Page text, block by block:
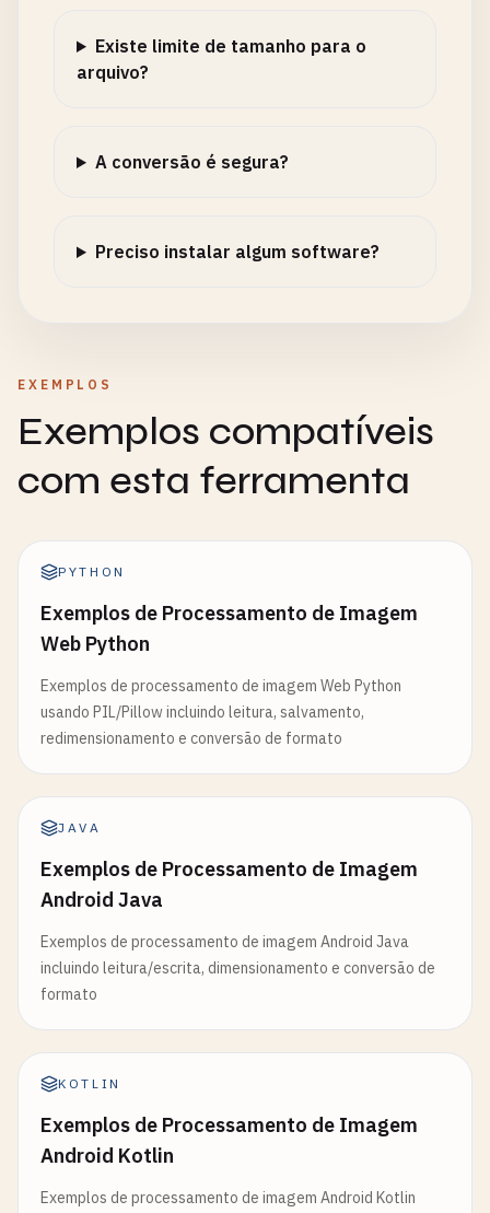
Existe limite de tamanho para o
arquivo?
A conversão é segura?
Preciso instalar algum software?
EXEMPLOS
Exemplos compatíveis
com esta ferramenta
PYTHON
Exemplos de Processamento de Imagem
Web Python
Exemplos de processamento de imagem Web Python
usando PIL/Pillow incluindo leitura, salvamento,
redimensionamento e conversão de formato
JAVA
Exemplos de Processamento de Imagem
Android Java
Exemplos de processamento de imagem Android Java
incluindo leitura/escrita, dimensionamento e conversão de
formato
KOTLIN
Exemplos de Processamento de Imagem
Android Kotlin
Exemplos de processamento de imagem Android Kotlin